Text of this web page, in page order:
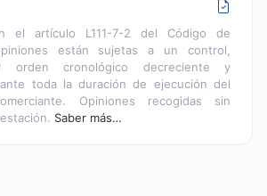
el artículo L111-7-2 del Código de
están sujetas a un control,
orden cronológico decreciente y
toda la duración de ejecución del
Opiniones recogidas sin
Saber más…